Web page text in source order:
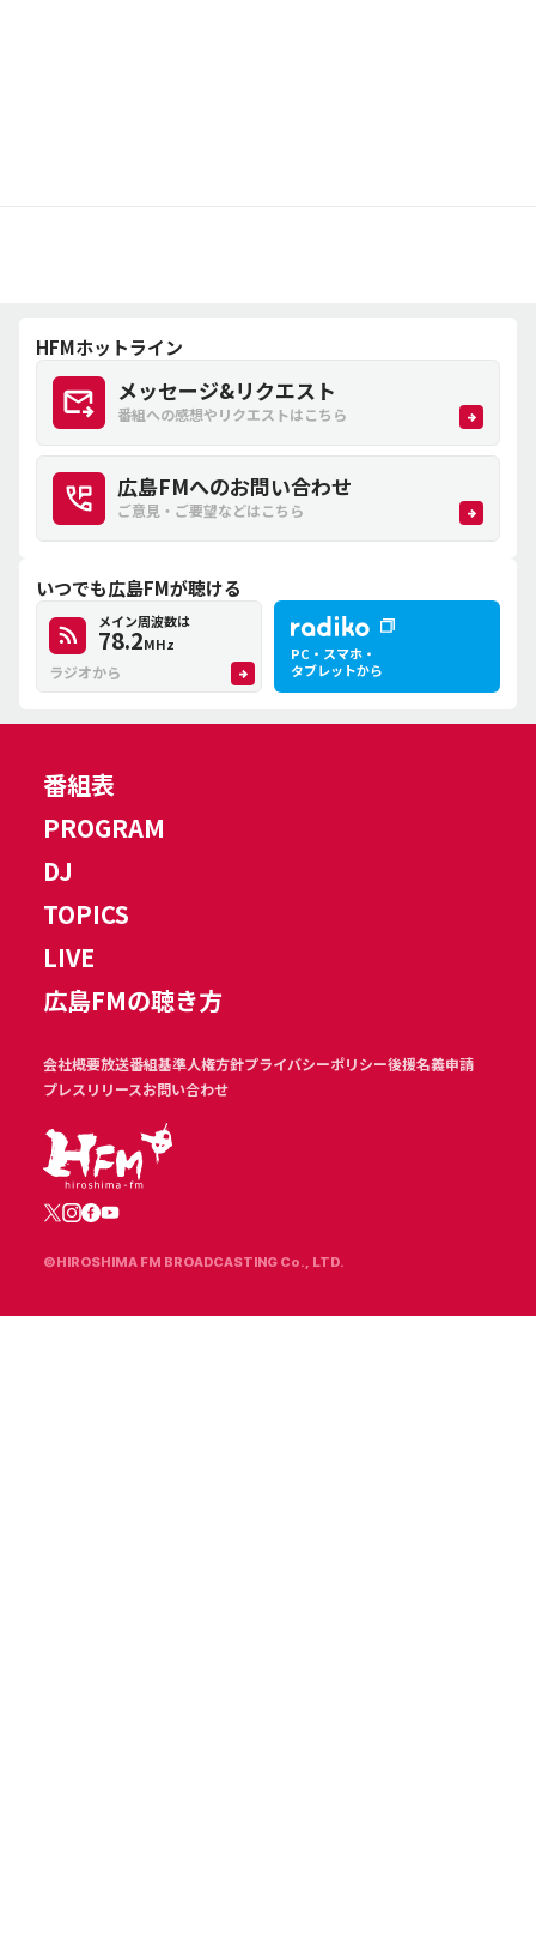
HFMホットライン
メッセージ&リクエスト
番組への感想やリクエストはこちら
広島FMへのお問い合わせ
ご意見・ご要望などはこちら
いつでも広島FMが聴ける
メイン周波数は
78.2MHz
ラジオから
PC・スマホ・
タブレットから
番組表
PROGRAM
DJ
TOPICS
LIVE
広島FMの聴き方
会社概要放送番組基準人権方針プライバシーポリシー後援名義申請
プレスリリースお問い合わせ
©HIROSHIMA FM BROADCASTING Co., LTD.